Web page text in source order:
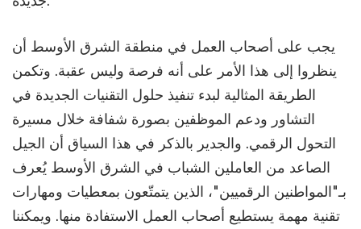
يجب على أصحاب العمل في منطقة الشرق الأوسط أن
ينظروا إلى هذا الأمر على أنه فرصة وليس عقبة. وتكمن
الطريقة المثالية لبدء تنفيذ حلول التقنيات الجديدة في
التشاور ودعم الموظفين بصورة شفافة خلال مسيرة
التحول الرقمي. والجدير بالذكر في هذا السياق أن الجيل
الصاعد من العاملين الشباب في الشرق الأوسط يُعرف
بـ"المواطنين الرقميين"، الذين يتمتّعون بمعطيات ومهارات
تقنية مهمة يستطيع أصحاب العمل الاستفادة منها. ويمكننا